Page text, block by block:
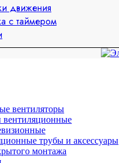
движения
с таймером
вентиляторы
вентиляционные
трубы и аксессуары
монтажа